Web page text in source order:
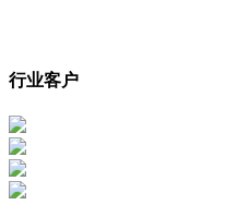
行业客户